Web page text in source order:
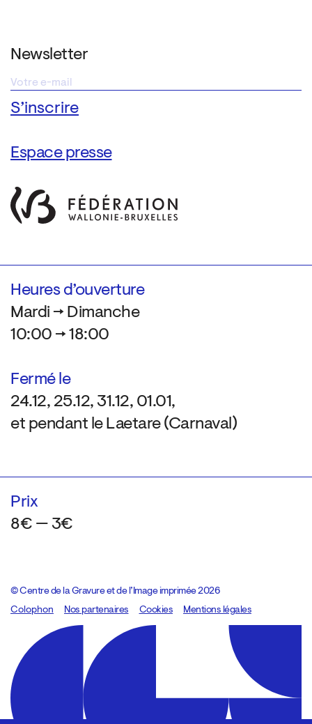
Newsletter
Espace presse
Heures d’ouverture
Mardi → Dimanche
10:00 → 18:00
Fermé le
24.12, 25.12, 31.12, 01.01,
et pendant le Laetare (Carnaval)
Prix
8€ — 3€
© Centre de la Gravure et de l’Image imprimée 2026
Colophon
Design:Marcel Kaczmarek, code:8080.studio
Nos partenaires Cookies Mentions légales